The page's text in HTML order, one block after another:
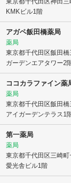
KMKビル1階
アガペ飯田橋薬局
薬局
東京都千代田区飯田橋
ガーデンエアタワー2
ココカラファイン薬
薬局
東京都千代田区飯田橋
アイガーデンテラス1
第一薬局
薬局
東京都千代田区三崎
愛光舎ビル1階